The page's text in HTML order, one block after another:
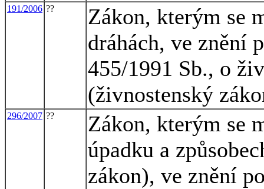
191/2006 ??
Zákon, kterým se
dráhách, ve znění
455/1991 Sb., o
(živnostenský
296/2007 ??
Zákon, kterým se
úpadku a
zákon), ve znění